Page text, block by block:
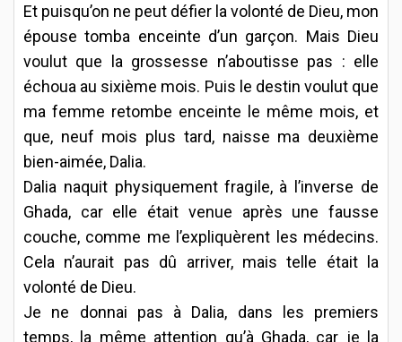
Et puisqu’on ne peut défier la volonté de Dieu, mon
épouse tomba enceinte d’un garçon. Mais Dieu
voulut que la grossesse n’aboutisse pas : elle
échoua au sixième mois. Puis le destin voulut que
ma femme retombe enceinte le même mois, et
que, neuf mois plus tard, naisse ma deuxième
bien-aimée, Dalia.
Dalia naquit physiquement fragile, à l’inverse de
Ghada, car elle était venue après une fausse
couche, comme me l’expliquèrent les médecins.
Cela n’aurait pas dû arriver, mais telle était la
volonté de Dieu.
Je ne donnai pas à Dalia, dans les premiers
temps, la même attention qu’à Ghada, car je la